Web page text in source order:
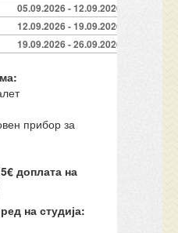
05.09.2026 - 12.09.2026
12.09.2026 - 19.09.2026
19.09.2026 - 26.09.2026
:
прибор за
5€ доплата на
на студија: